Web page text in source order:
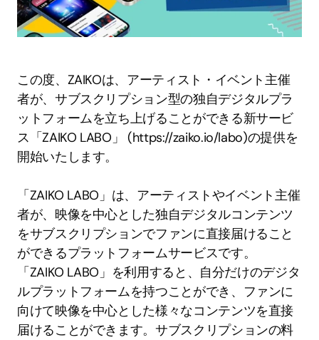
この度、ZAIKOは、アーティスト・イベント主催
者が、サブスクリプション型の独自デジタルプラ
ットフォームを立ち上げることができる新サービ
ス「ZAIKO LABO」 (https://zaiko.io/labo)の提供を
開始いたします。
「ZAIKO LABO」は、アーティストやイベント主催
者が、映像を中心とした独自デジタルコンテンツ
をサブスクリプションでファンに直接届けること
ができるプラットフォームサービスです。
「ZAIKO LABO」を利用すると、自分だけのデジタ
ルプラットフォームを持つことができ、ファンに
向けて映像を中心とした様々なコンテンツを直接
届けることができます。サブスクリプションの料